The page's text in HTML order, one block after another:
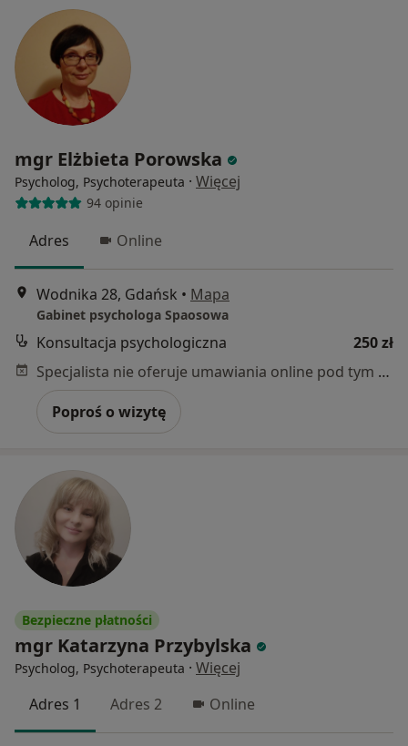
mgr Elżbieta Porowska
Psycholog, Psychoterapeuta · Więcej
94 opinie
Adres Online
Wodnika 28, Gdańsk • Mapa
Gabinet psychologa Spaosowa
Konsultacja psychologiczna
250 zł
Specjalista nie oferuje umawiania online pod tym adresem.
Poproś o wizytę
Bezpieczne płatności
mgr Katarzyna Przybylska
Psycholog, Psychoterapeuta · Więcej
Adres 1
Adres 2 Online